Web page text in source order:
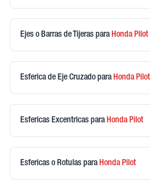
Ejes o Barras de Tijeras para HondaPilot
Esferica de Eje Cruzado para HondaPilot
Esfericas Excentricas para HondaPilot
Esfericas o Rotulas para HondaPilot